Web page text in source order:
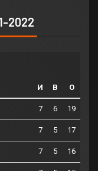
2022
И В О
7 6 19
7 5 17
7 5 16